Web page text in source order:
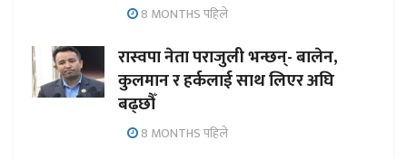
8 MONTHS पहिले
रास्वपा नेता पराजुली भन्छन्- बालेन,
कुलमान र हर्कलाई साथ लिएर अघि
बढ्छौँ
8 MONTHS पहिले